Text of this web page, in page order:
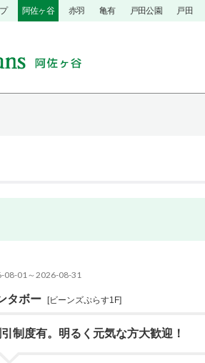
阿佐ヶ谷 赤羽 亀有 戸田公園 戸田
08-01～2026-08-31
タボー [ビーンズぷらす1F]
制度有。明るく元気な方大歓迎！